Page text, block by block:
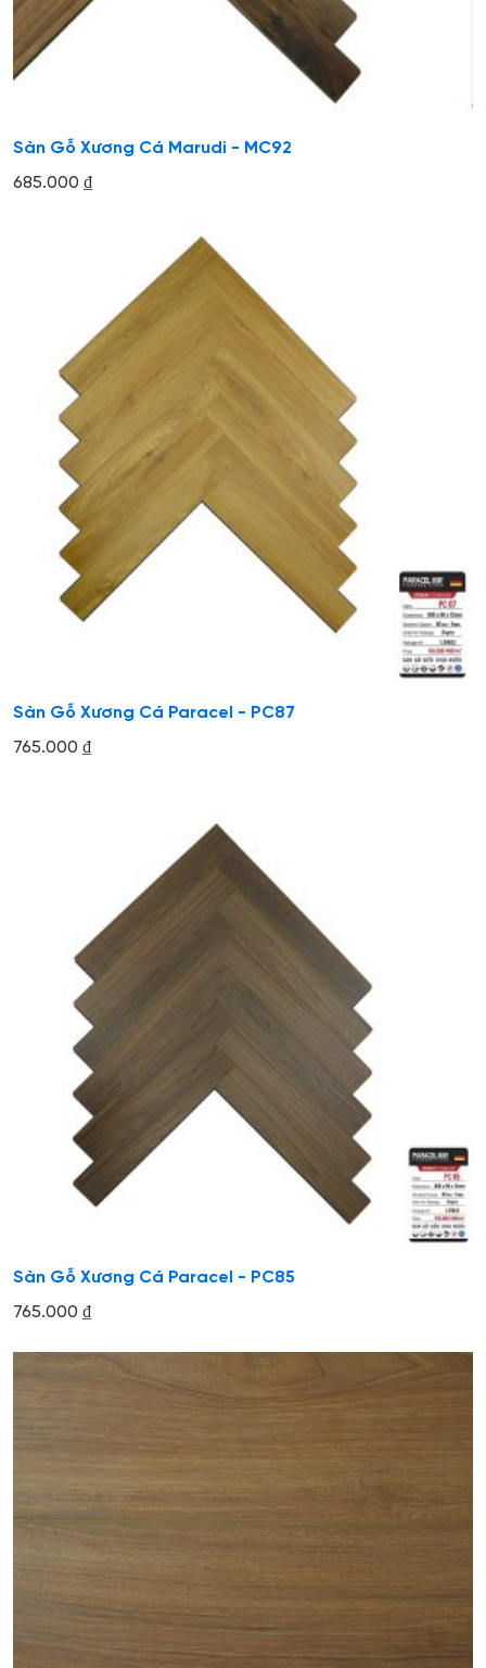
Sàn Gỗ Xương Cá Marudi - MC92
685.000 ₫
Sàn Gỗ Xương Cá Paracel - PC87
765.000 ₫
Sàn Gỗ Xương Cá Paracel - PC85
765.000 ₫